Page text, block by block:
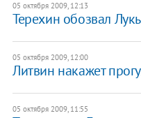
05 октября 2009, 12:13
Терехин обозвал
05 октября 2009, 12:00
Литвин накажет
05 октября 2009, 11:55